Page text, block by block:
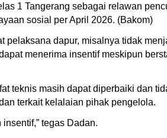
1 Tangerang sebagai relawan
sosial per April 2026. (Bakom)
pelaksana dapur, misalnya tidak
menerima insentif meskipun
teknis masih dapat diperbaiki dan
terkait kelalaian pihak pengelola.
tegas Dadan.